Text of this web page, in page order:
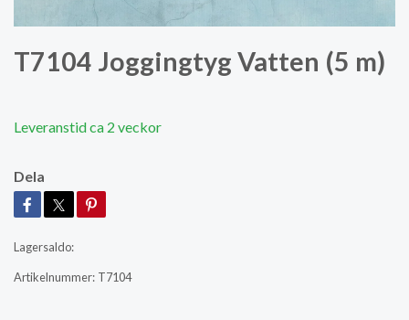
T7104 Joggingtyg Vatten (5 m)
Leveranstid ca 2 veckor
Dela
Lagersaldo:
Artikelnummer: T7104